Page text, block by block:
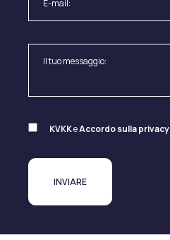
KVKKeAccordo sulla privacy